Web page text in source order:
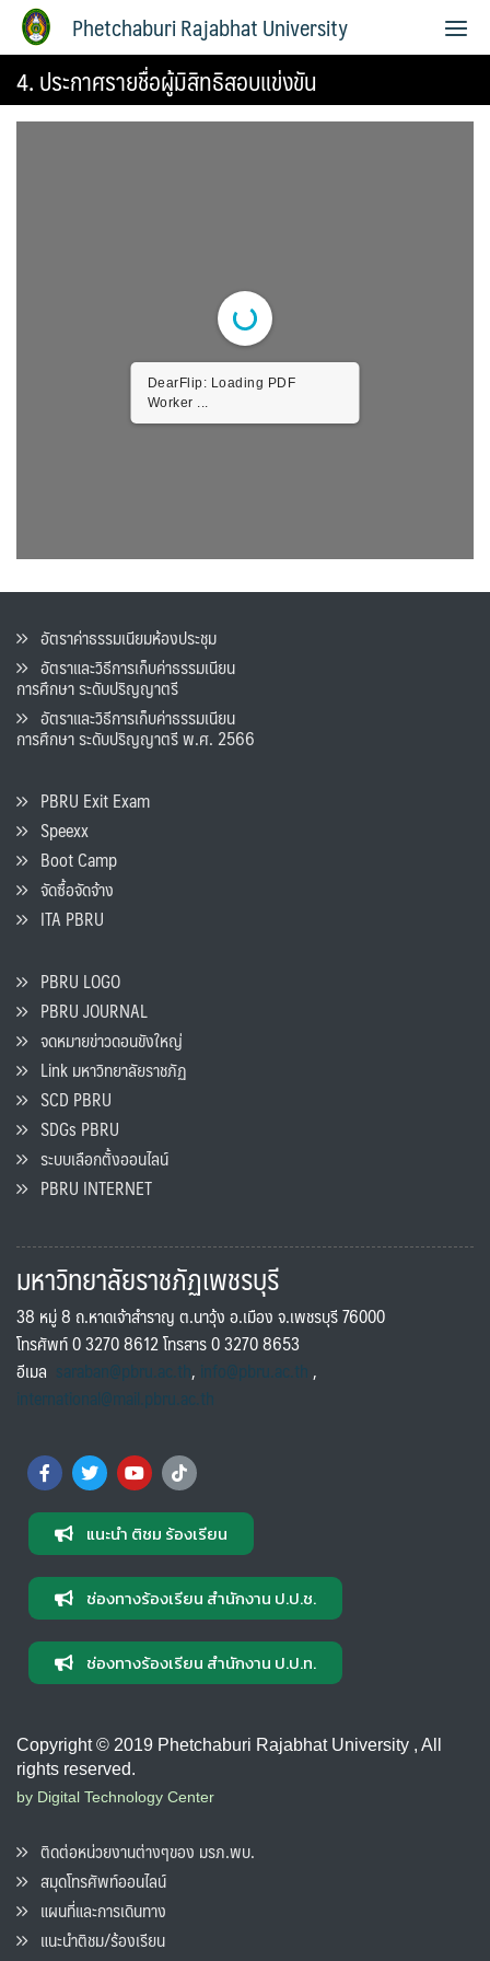
Phetchaburi Rajabhat University
4. ประกาศรายชื่อผู้มิสิทธิสอบแข่งขัน
DearFlip: Loading PDF
Worker ...
อัตราค่าธรรมเนียมห้องประชุม
อัตราและวิธีการเก็บค่าธรรมเนียน
การศึกษา ระดับปริญญาตรี
อัตราและวิธีการเก็บค่าธรรมเนียน
การศึกษา ระดับปริญญาตรี พ.ศ. 2566
PBRU Exit Exam
Speexx
Boot Camp
จัดซื้อจัดจ้าง
ITA PBRU
PBRU LOGO
PBRU JOURNAL
จดหมายข่าวดอนขังใหญ่
Link มหาวิทยาลัยราชภัฏ
SCD PBRU
SDGs PBRU
ระบบเลือกตั้งออนไลน์
PBRU INTERNET
มหาวิทยาลัยราชภัฏเพชรบุรี
38 หมู่ 8 ถ.หาดเจ้าสำราญ ต.นาวุ้ง อ.เมือง จ.เพชรบุรี 76000
โทรศัพท์ 0 3270 8612 โทรสาร 0 3270 8653
อีเมล saraban@pbru.ac.th, info@pbru.ac.th,
international@mail.pbru.ac.th
แนะนำ ติชม ร้องเรียน
ช่องทางร้องเรียน สำนักงาน ป.ป.ช.
ช่องทางร้องเรียน สำนักงาน ป.ป.ท.
Copyright © 2019 Phetchaburi Rajabhat University , All
rights reserved.
by Digital Technology Center
ติดต่อหน่วยงานต่างๆของ มรภ.พบ.
สมุดโทรศัพท์ออนไลน์
แผนที่และการเดินทาง
แนะนำติชม/ร้องเรียน